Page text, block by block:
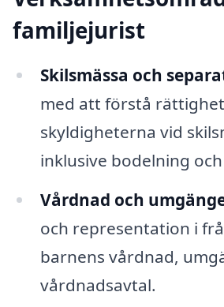
familjejurist
Skilsmässa och
med att förstå
skyldigheterna vid
inklusive bodelning
Vårdnad och
och representation i
barnens vårdnad,
vårdnadsavtal.